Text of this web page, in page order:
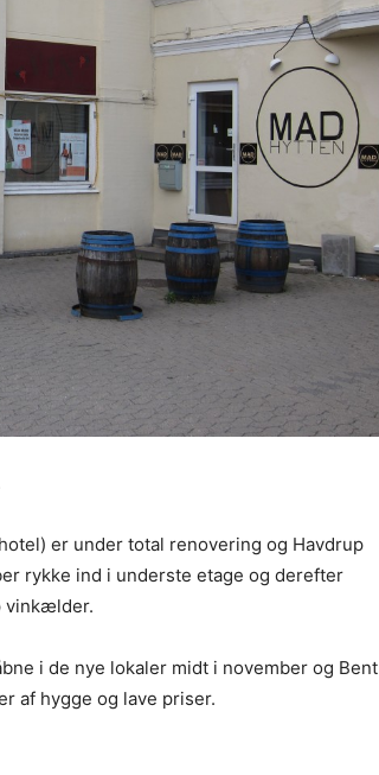
er under total renovering og Havdrup
rykke ind i underste etage og derefter
vinkælder.
i de nye lokaler midt i november og Bent
af hygge og lave priser.